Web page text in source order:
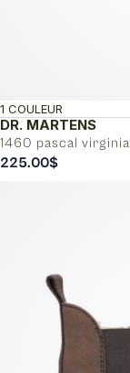
DR. MARTENS
1460 pascal virginia
1 COULEUR
225.00$